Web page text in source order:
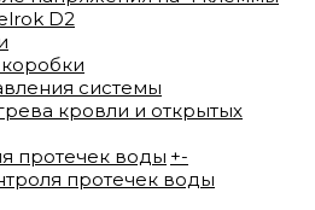
D2
системы
кровли и открытых
протечек воды +-
протечек воды